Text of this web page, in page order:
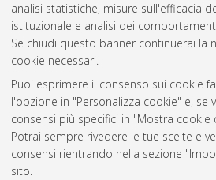
analisi statistiche, misure sull'efficacia
istituzionale e analisi dei
Se chiudi questo banner continuerai la
cookie necessari.
Puoi esprimere il consenso sui cookie
l'opzione in "Personalizza cookie" e, se
consensi più specifici in "Mostra cookie
Potrai sempre rivedere le tue scelte e
consensi rientrando nella sezione
sito.
Questa lista e' stata generata ilFri
Atom
Rss 1.0
Rss 2.0